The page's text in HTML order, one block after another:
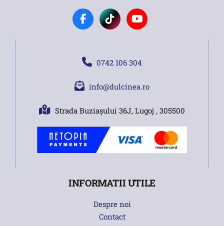
0742 106 304
info@dulcinea.ro
Strada Buziașului 36J, Lugoj , 305500
INFORMATII UTILE
Despre noi
Contact